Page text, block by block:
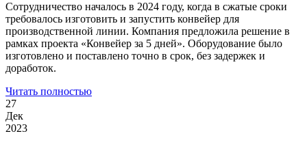
Сотрудничество началось в 2024 году, когда в сжатые сроки
требовалось изготовить и запустить конвейер для
производственной линии. Компания предложила решение в
рамках проекта «Конвейер за 5 дней». Оборудование было
изготовлено и поставлено точно в срок, без задержек и
доработок.
Читать полностью
27
Дек
2023